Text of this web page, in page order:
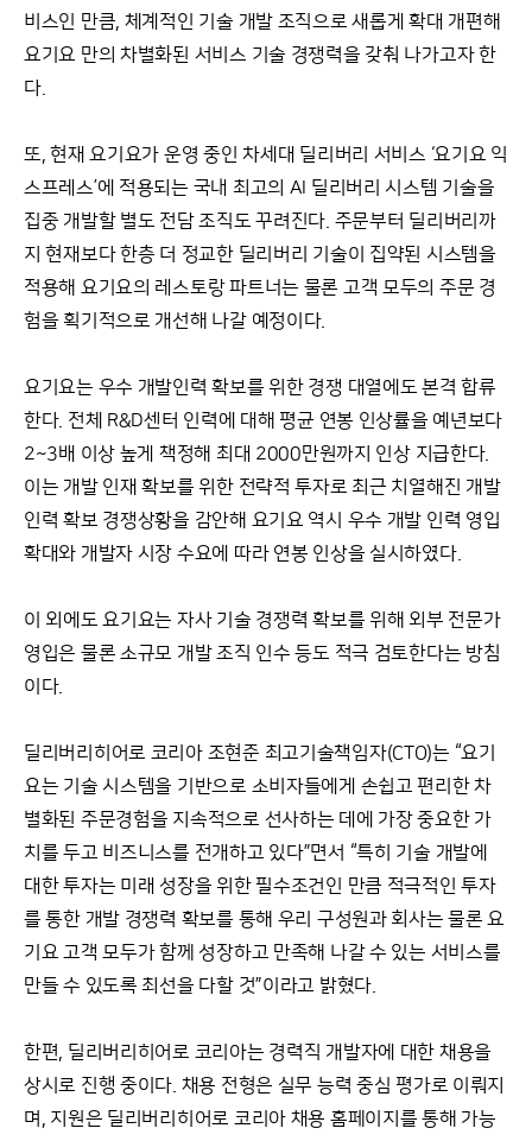
비스인 만큼, 체계적인 기술 개발 조직으로 새롭게 확대 개편해
요기요 만의 차별화된 서비스 기술 경쟁력을 갖춰 나가고자 한
다.
또, 현재 요기요가 운영 중인 차세대 딜리버리 서비스 ‘요기요 익
스프레스’에 적용되는 국내 최고의 AI 딜리버리 시스템 기술을
집중 개발할 별도 전담 조직도 꾸려진다. 주문부터 딜리버리까
지 현재보다 한층 더 정교한 딜리버리 기술이 집약된 시스템을
적용해 요기요의 레스토랑 파트너는 물론 고객 모두의 주문 경
험을 획기적으로 개선해 나갈 예정이다.
요기요는 우수 개발인력 확보를 위한 경쟁 대열에도 본격 합류
한다. 전체 R&D센터 인력에 대해 평균 연봉 인상률을 예년보다
2~3배 이상 높게 책정해 최대 2000만원까지 인상 지급한다.
이는 개발 인재 확보를 위한 전략적 투자로 최근 치열해진 개발
인력 확보 경쟁상황을 감안해 요기요 역시 우수 개발 인력 영입
확대와 개발자 시장 수요에 따라 연봉 인상을 실시하였다.
이 외에도 요기요는 자사 기술 경쟁력 확보를 위해 외부 전문가
영입은 물론 소규모 개발 조직 인수 등도 적극 검토한다는 방침
이다.
딜리버리히어로 코리아 조현준 최고기술책임자(CTO)는 “요기
요는 기술 시스템을 기반으로 소비자들에게 손쉽고 편리한 차
별화된 주문경험을 지속적으로 선사하는 데에 가장 중요한 가
치를 두고 비즈니스를 전개하고 있다”면서 “특히 기술 개발에
대한 투자는 미래 성장을 위한 필수조건인 만큼 적극적인 투자
를 통한 개발 경쟁력 확보를 통해 우리 구성원과 회사는 물론 요
기요 고객 모두가 함께 성장하고 만족해 나갈 수 있는 서비스를
만들 수 있도록 최선을 다할 것”이라고 밝혔다.
한편, 딜리버리히어로 코리아는 경력직 개발자에 대한 채용을
상시로 진행 중이다. 채용 전형은 실무 능력 중심 평가로 이뤄지
며, 지원은 딜리버리히어로 코리아 채용 홈페이지를 통해 가능